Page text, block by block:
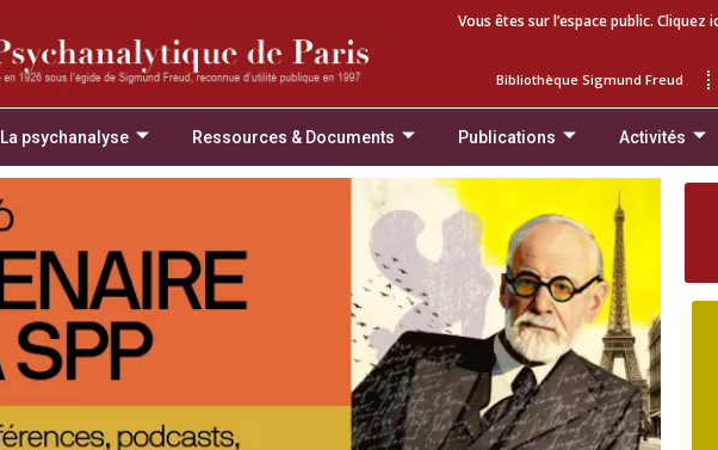
Vous êtes sur l’espace public.
Bibliothèque Sigmund Freud
La psychanalyse Ressources & Documents Publications Activités